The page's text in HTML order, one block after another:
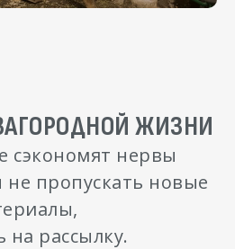
ЖИЗНИ
сэкономят нервы
пропускать новые
на рассылку.